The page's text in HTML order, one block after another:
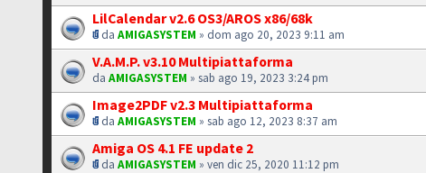
LilCalendar v2.6 OS3/AROS x86/68k
daAMIGASYSTEM » dom ago 20, 2023 9:11 am
V.A.M.P. v3.10 Multipiattaforma
daAMIGASYSTEM » sab ago 19, 2023 3:24 pm
Image2PDF v2.3 Multipiattaforma
daAMIGASYSTEM » sab ago 12, 2023 8:37 am
Amiga OS 4.1 FE update 2
daAMIGASYSTEM » ven dic 25, 2020 11:12 pm